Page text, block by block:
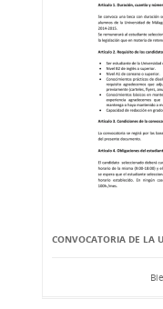
CONVOCATORIA DE LA